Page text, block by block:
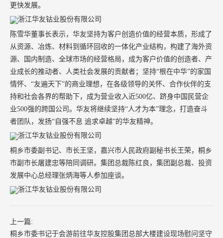
更快发展。
陈雪华董事长表示，华友坚持为客户创造价值的经营本质，形成了
从资源、冶炼、材料到循环回收的一体化产业结构，构建了海外资
源、国内制造、全球市场的经营格局，成为客户价值的创造者、产
业成长的推动者、人类社会发展的贡献者；坚持“根在中华”的家国
情怀、“友遍天下”的商业理想，在各级领导的关怀、合作伙伴的支
持和社会各界的帮助下，成为营业收入近500亿、跻身中国民营企
业500强的跨国公司。华友将继续坚持“人才为本”理念，打造奋斗
者团队，发扬“自强不息 追求卓越”的华友精神。
桐乡市委副书记、市长王坚，嘉兴市人民政府副秘书长王荣，桐乡
市副市长屠建忠等陪同调研。集团总裁陈红良，集团副总裁、投资
发展中心总经理张炳海等人参加座谈。
上一篇:
桐乡市委书记于会游前往华友控股集团总部大楼建设现场慰问坚守